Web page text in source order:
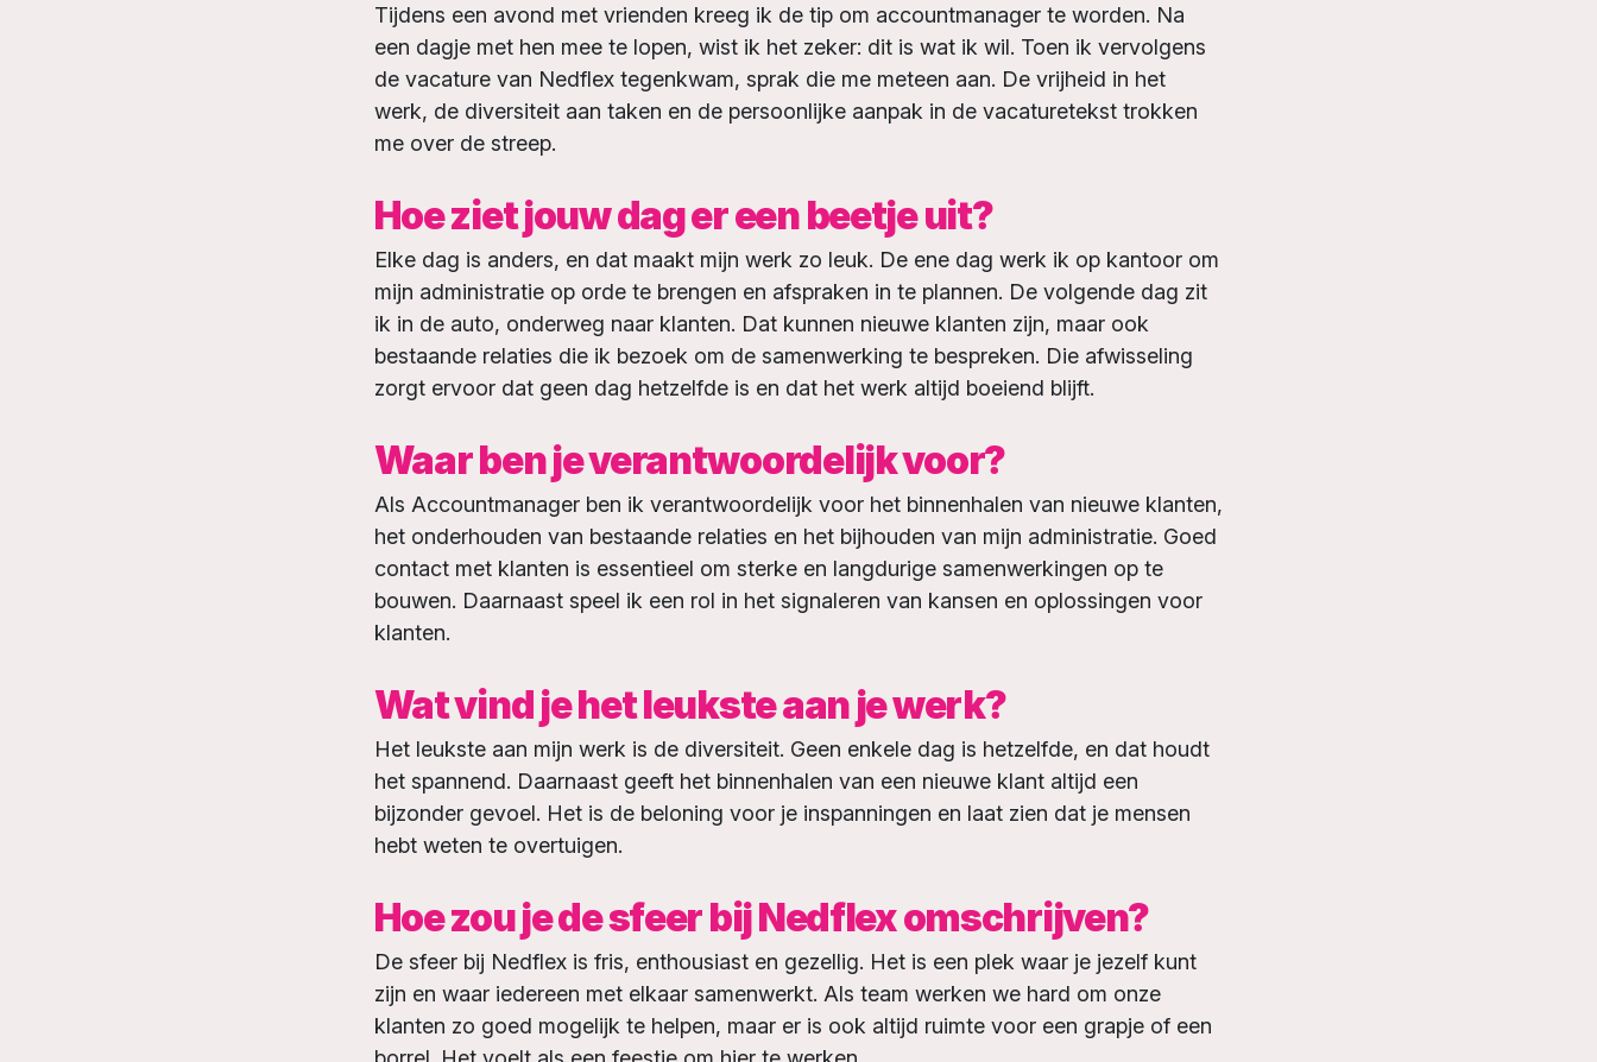
Tijdens een avond met vrienden kreeg ik de tip om accountmanager te worden. Na
een dagje met hen mee te lopen, wist ik het zeker: dit is wat ik wil. Toen ik vervolgens
de vacature van Nedflex tegenkwam, sprak die me meteen aan. De vrijheid in het
werk, de diversiteit aan taken en de persoonlijke aanpak in de vacaturetekst trokken
me over de streep.
Hoe ziet jouw dag er een beetje uit?
Elke dag is anders, en dat maakt mijn werk zo leuk. De ene dag werk ik op kantoor om
mijn administratie op orde te brengen en afspraken in te plannen. De volgende dag zit
ik in de auto, onderweg naar klanten. Dat kunnen nieuwe klanten zijn, maar ook
bestaande relaties die ik bezoek om de samenwerking te bespreken. Die afwisseling
zorgt ervoor dat geen dag hetzelfde is en dat het werk altijd boeiend blijft.
Waar ben je verantwoordelijk voor?
Als Accountmanager ben ik verantwoordelijk voor het binnenhalen van nieuwe klanten,
het onderhouden van bestaande relaties en het bijhouden van mijn administratie. Goed
contact met klanten is essentieel om sterke en langdurige samenwerkingen op te
bouwen. Daarnaast speel ik een rol in het signaleren van kansen en oplossingen voor
klanten.
Wat vind je het leukste aan je werk?
Het leukste aan mijn werk is de diversiteit. Geen enkele dag is hetzelfde, en dat houdt
het spannend. Daarnaast geeft het binnenhalen van een nieuwe klant altijd een
bijzonder gevoel. Het is de beloning voor je inspanningen en laat zien dat je mensen
hebt weten te overtuigen.
Hoe zou je de sfeer bij Nedflex omschrijven?
De sfeer bij Nedflex is fris, enthousiast en gezellig. Het is een plek waar je jezelf kunt
zijn en waar iedereen met elkaar samenwerkt. Als team werken we hard om onze
klanten zo goed mogelijk te helpen, maar er is ook altijd ruimte voor een grapje of een